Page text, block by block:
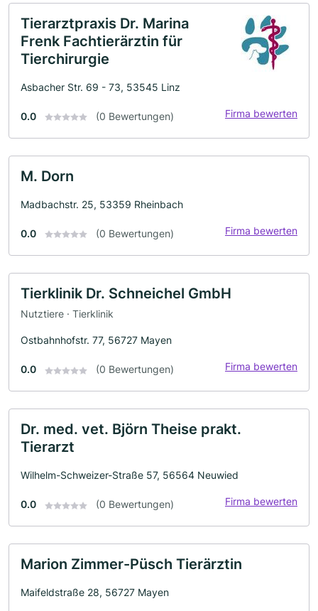
Tierarztpraxis Dr. Marina
Frenk Fachtierärztin für
Tierchirurgie
Asbacher Str. 69 - 73, 53545 Linz
0.0 (0 Bewertungen) Firma bewerten
M. Dorn
Madbachstr. 25, 53359 Rheinbach
0.0 (0 Bewertungen) Firma bewerten
Tierklinik Dr. Schneichel GmbH
Nutztiere · Tierklinik
Ostbahnhofstr. 77, 56727 Mayen
0.0 (0 Bewertungen) Firma bewerten
Dr. med. vet. Björn Theise prakt.
Tierarzt
Wilhelm-Schweizer-Straße 57, 56564 Neuwied
0.0 (0 Bewertungen) Firma bewerten
Marion Zimmer-Püsch Tierärztin
Maifeldstraße 28, 56727 Mayen